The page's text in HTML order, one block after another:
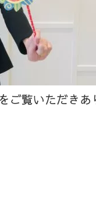
ご覧いただき